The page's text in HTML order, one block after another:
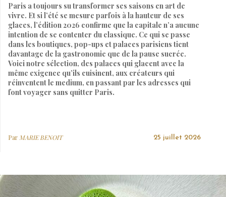
Paris a toujours su transformer ses saisons en art de
vivre. Et si l’été se mesure parfois à la hauteur de ses
glaces, l’édition 2026 confirme que la capitale n’a aucune
intention de se contenter du classique. Ce qui se passe
dans les boutiques, pop-ups et palaces parisiens tient
davantage de la gastronomie que de la pause sucrée.
Voici notre sélection, des palaces qui glacent avec la
même exigence qu’ils cuisinent, aux créateurs qui
réinventent le medium, en passant par les adresses qui
font voyager sans quitter Paris.
Par MARIE BENOIT 25 juillet 2026